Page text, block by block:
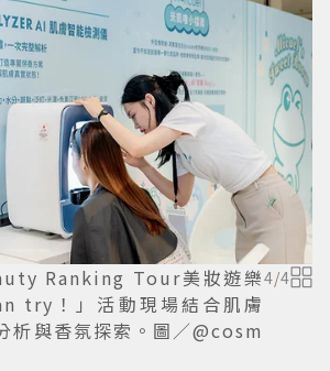
Ranking Tour美妝遊樂
try！」活動現場結合肌膚
析與香氛探索。圖／@cosm
4/4